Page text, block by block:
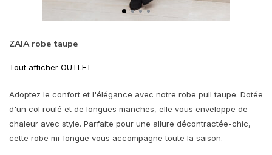
ZAIA robe taupe
Tout afficher OUTLET
Adoptez le confort et l'élégance avec notre robe pull taupe. Dotée
d'un col roulé et de longues manches, elle vous enveloppe de
chaleur avec style. Parfaite pour une allure décontractée-chic,
cette robe mi-longue vous accompagne toute la saison.